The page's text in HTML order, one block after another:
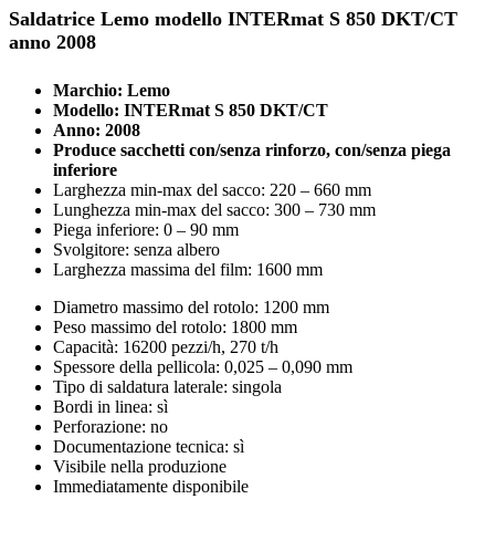
Saldatrice Lemo modello INTERmat S 850 DKT/CT
anno 2008
Marchio: Lemo
Modello: INTERmat S 850 DKT/CT
Anno: 2008
Produce sacchetti con/senza rinforzo, con/senza piega
inferiore
Larghezza min-max del sacco: 220 – 660 mm
Lunghezza min-max del sacco: 300 – 730 mm
Piega inferiore: 0 – 90 mm
Svolgitore: senza albero
Larghezza massima del film: 1600 mm
Diametro massimo del rotolo: 1200 mm
Peso massimo del rotolo: 1800 mm
Capacità: 16200 pezzi/h, 270 t/h
Spessore della pellicola: 0,025 – 0,090 mm
Tipo di saldatura laterale: singola
Bordi in linea: sì
Perforazione: no
Documentazione tecnica: sì
Visibile nella produzione
Immediatamente disponibile